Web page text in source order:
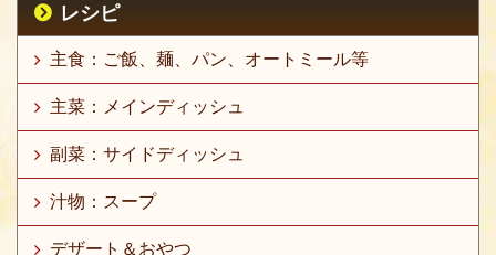
レシピ
主食：ご飯、麺、パン、オートミール等
主菜：メインディッシュ
副菜：サイドディッシュ
汁物：スープ
デザート＆おやつ